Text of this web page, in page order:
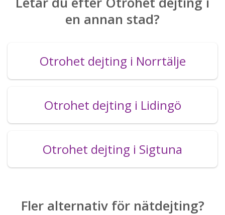
en annan stad?
Otrohet dejting i Norrtälje
Otrohet dejting i Lidingö
Otrohet dejting i Sigtuna
Fler alternativ för nätdejting?